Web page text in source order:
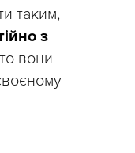
таким,
з
вони